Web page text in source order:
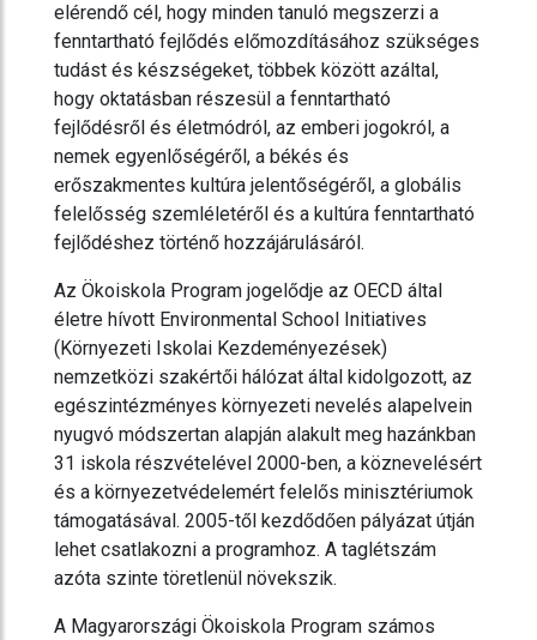
elérendő cél, hogy minden tanuló megszerzi a
fenntartható fejlődés előmozdításához szükséges
tudást és készségeket, többek között azáltal,
hogy oktatásban részesül a fenntartható
fejlődésről és életmódról, az emberi jogokról, a
nemek egyenlőségéről, a békés és
erőszakmentes kultúra jelentőségéről, a globális
felelősség szemléletéről és a kultúra fenntartható
fejlődéshez történő hozzájárulásáról.
Az Ökoiskola Program jogelődje az OECD által
életre hívott Environmental School Initiatives
(Környezeti Iskolai Kezdeményezések)
nemzetközi szakértői hálózat által kidolgozott, az
egészintézményes környezeti nevelés alapelvein
nyugvó módszertan alapján alakult meg hazánkban
31 iskola részvételével 2000-ben, a köznevelésért
és a környezetvédelemért felelős minisztériumok
támogatásával. 2005-től kezdődően pályázat útján
lehet csatlakozni a programhoz. A taglétszám
azóta szinte töretlenül növekszik.
A Magyarországi Ökoiskola Program számos